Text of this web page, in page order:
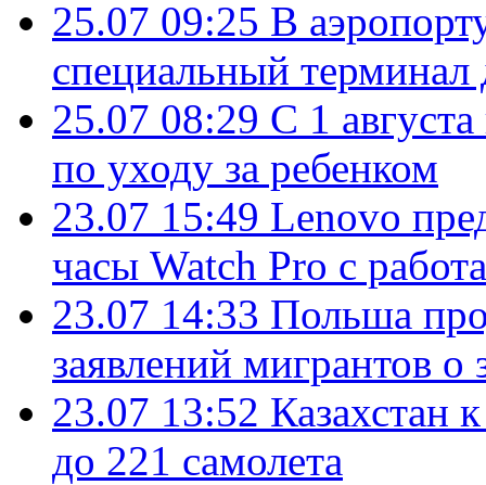
25.07 09:25 В
специальный терминал
25.07 08:29 С 1
по уходу за ребенком
23.07 15:49 Lenovo
часы Watch Pro с
23.07 14:33 Польша
заявлений мигрантов
23.07 13:52 Казахстан
до 221 самолета